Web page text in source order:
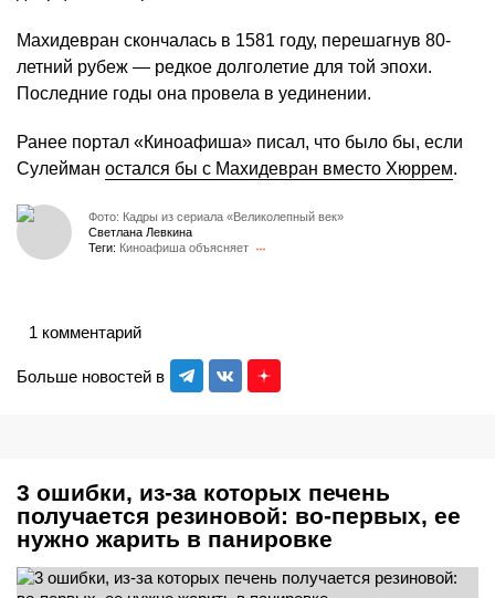
Махидевран скончалась в 1581 году, перешагнув 80-
летний рубеж — редкое долголетие для той эпохи.
Последние годы она провела в уединении.
Ранее портал «Киноафиша» писал, что было бы, если
Сулейман остался бы с Махидевран вместо Хюррем.
Фото: Кадры из сериала «Великолепный век»
Светлана Левкина
Теги: Киноафиша объясняет
Больше новостей в
1 комментарий
3 ошибки, из-за которых печень
получается резиновой: во-первых, ее
нужно жарить в панировке